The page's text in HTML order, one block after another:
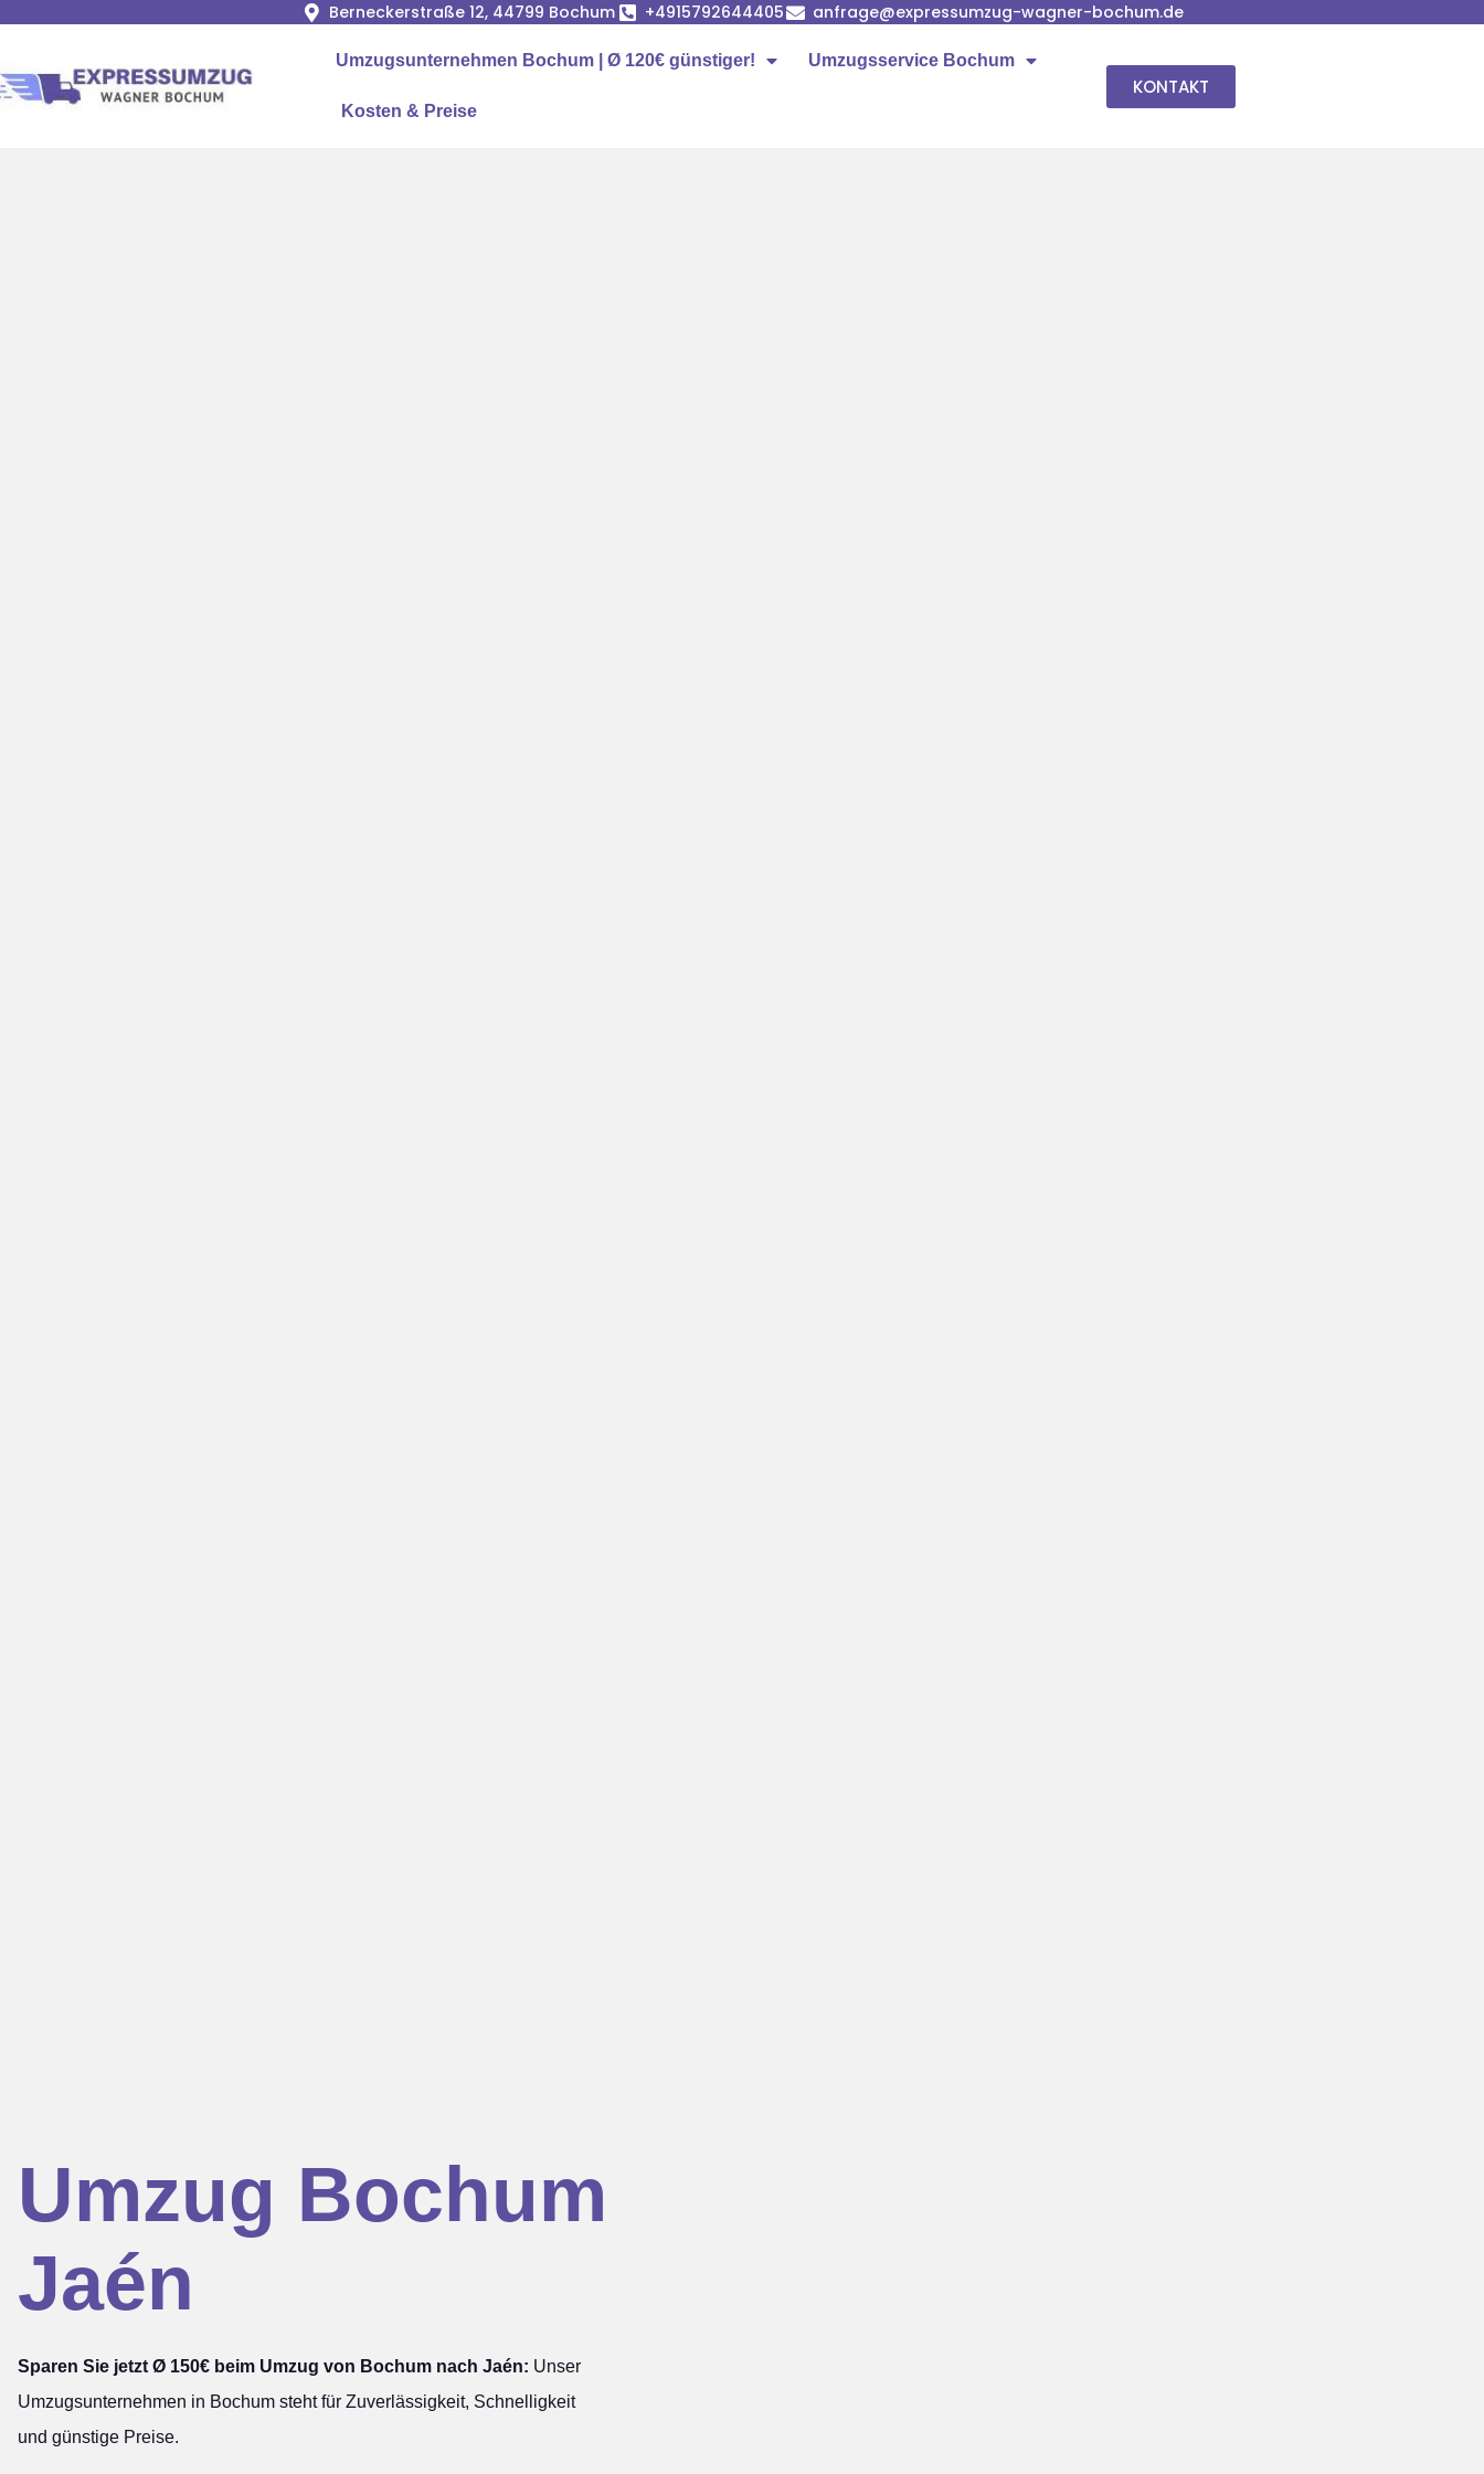
Berneckerstraße 12, 44799 Bochum +4915792644405 anfrage@expressumzug-wagner-bochum.de
Umzugsunternehmen Bochum | Ø 120€ günstiger! Umzugsservice Bochum
Kosten & Preise
KONTAKT
Umzug Bochum
Jaén
Sparen Sie jetzt Ø 150€ beim Umzug von Bochum nach Jaén: Unser
Umzugsunternehmen in Bochum steht für Zuverlässigkeit, Schnelligkeit
und günstige Preise.